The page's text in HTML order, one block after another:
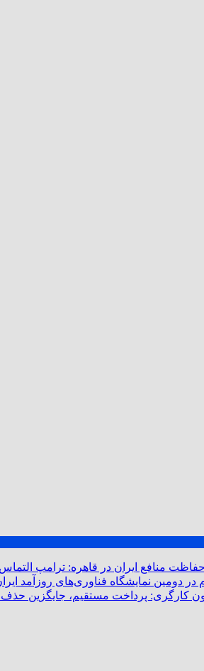
منافع ایران در قاهره: ترامپ
در دومین نمایشگاه فناوری‌های روزآمد
کارگری: پرداخت مستقیم، جایگزین